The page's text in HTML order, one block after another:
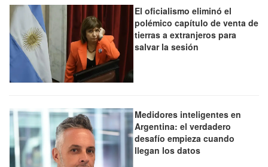
El oficialismo eliminó el
polémico capítulo de venta de
tierras a extranjeros para
salvar la sesión
Medidores inteligentes en
Argentina: el verdadero
desafío empieza cuando
llegan los datos